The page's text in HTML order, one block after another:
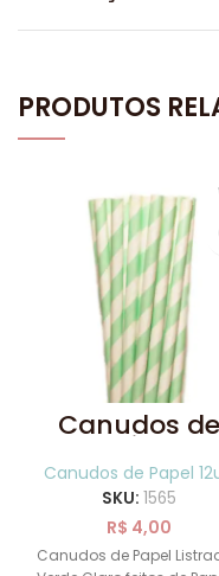
PRODUTOS
Canudos de
Papel Listrados
Verde Claro
uni
Canudos de Papel
SKU: 1565
R$ 4,00
Canudos de Papel